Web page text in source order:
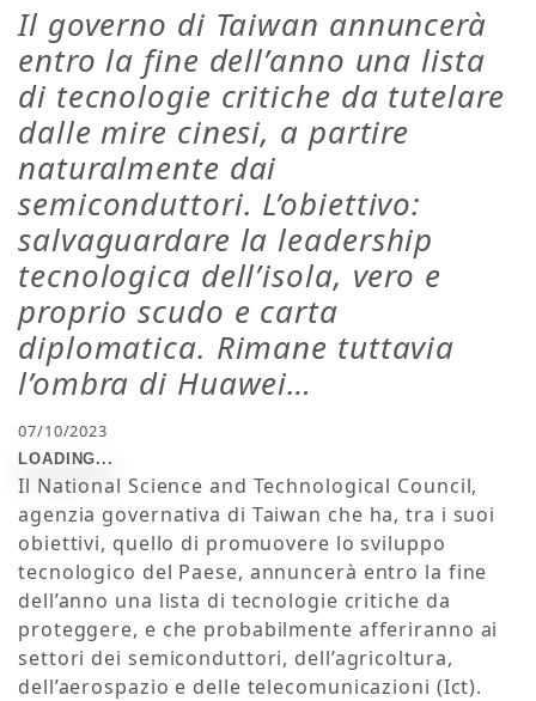
Il governo di Taiwan annuncerà
entro la fine dell’anno una lista
di tecnologie critiche da tutelare
dalle mire cinesi, a partire
naturalmente dai
semiconduttori. L’obiettivo:
salvaguardare la leadership
tecnologica dell’isola, vero e
proprio scudo e carta
diplomatica. Rimane tuttavia
l’ombra di Huawei…
07/10/2023
Il National Science and Technological Council,
agenzia governativa di Taiwan che ha, tra i suoi
obiettivi, quello di promuovere lo sviluppo
tecnologico del Paese, annuncerà entro la fine
dell’anno una lista di tecnologie critiche da
proteggere, e che probabilmente afferiranno ai
settori dei semiconduttori, dell’agricoltura,
dell’aerospazio e delle telecomunicazioni (Ict).